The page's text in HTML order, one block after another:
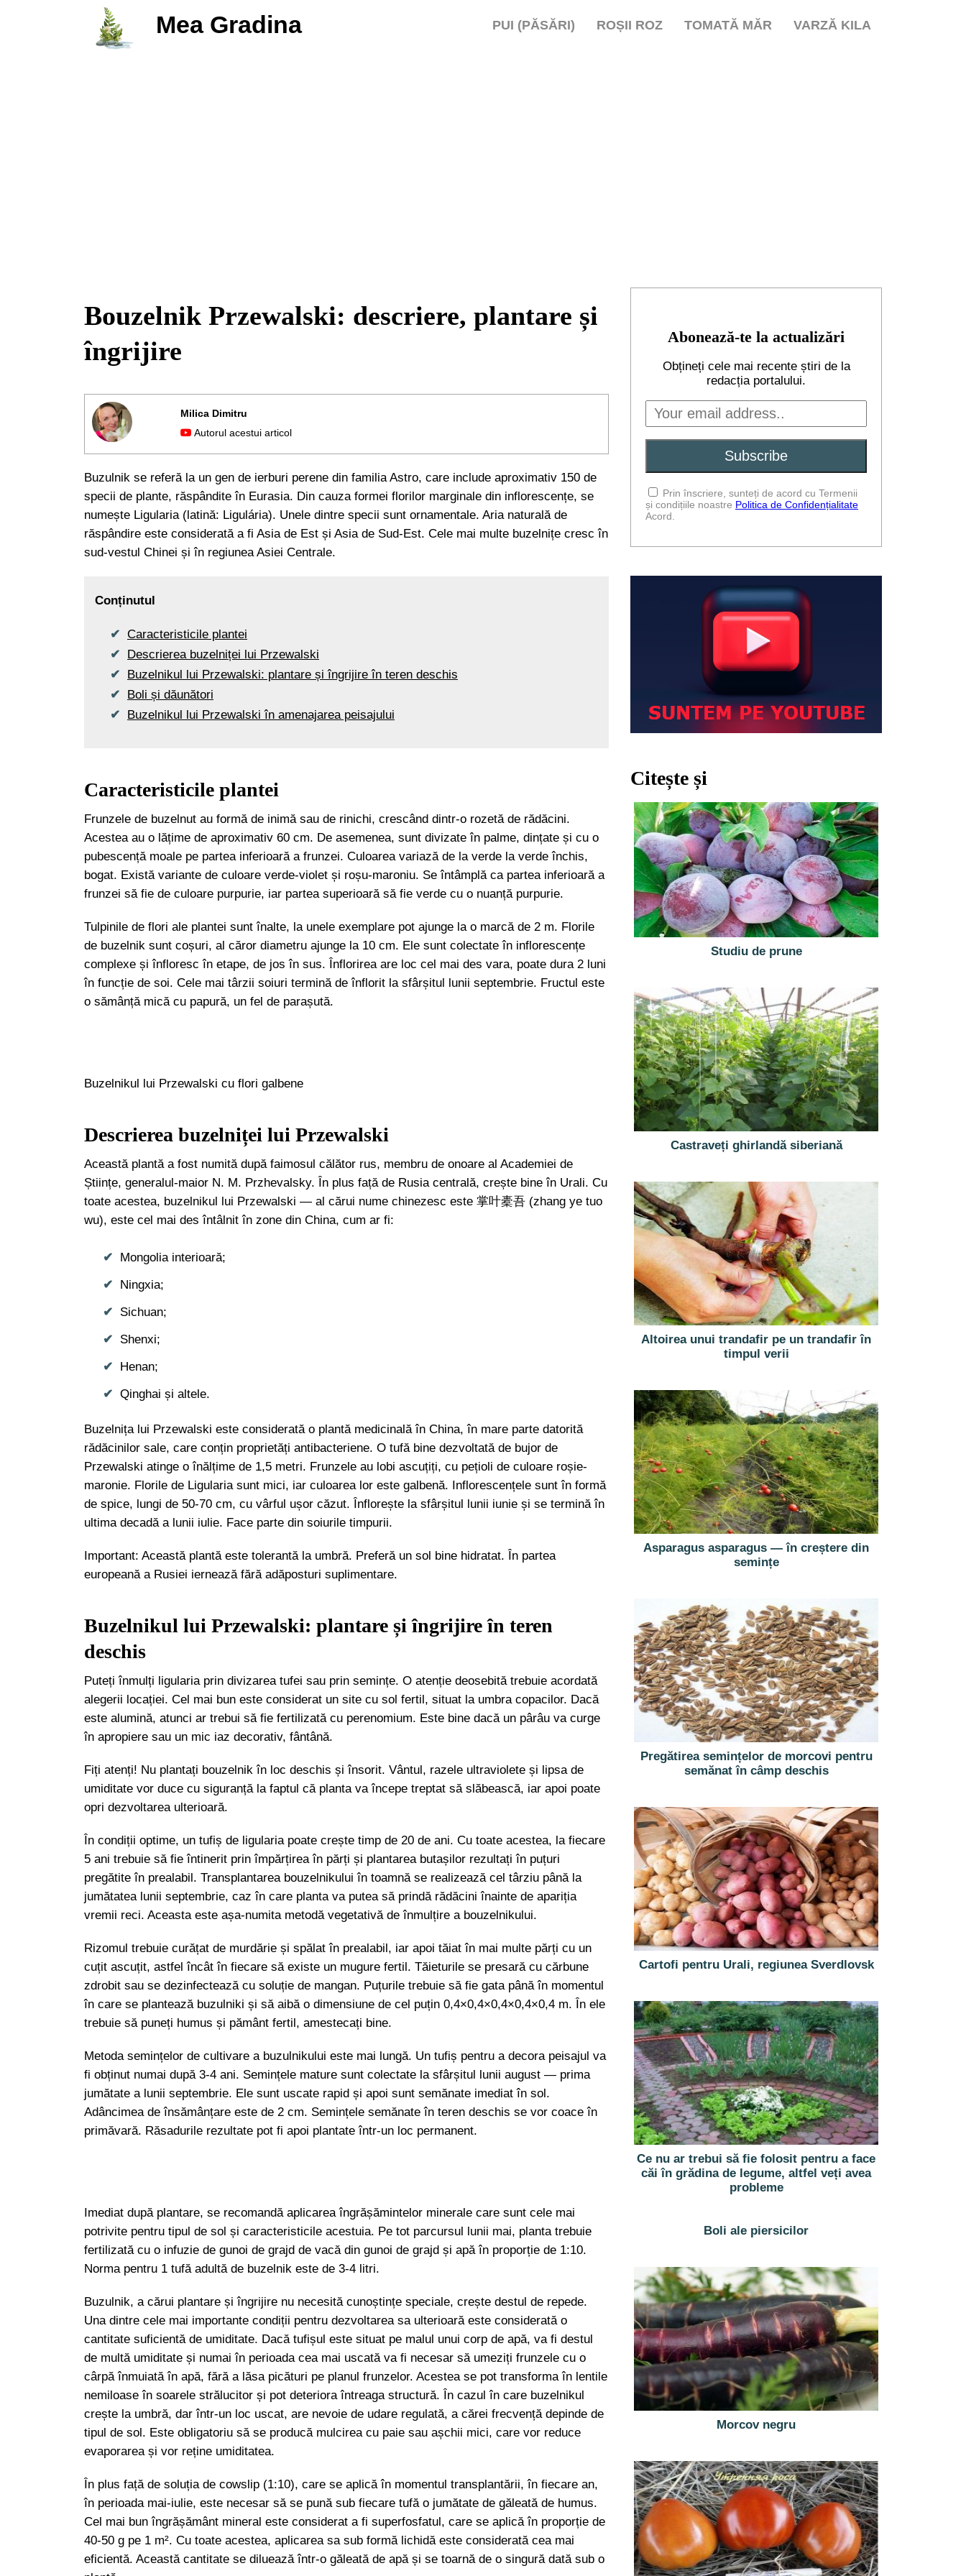
Mea Gradina VARZĂ KILA
TOMATĂ MĂR
ROȘII ROZ
PUI (PĂSĂRI)
Bouzelnik Przewalski: descriere, plantare și
îngrijire
Milica Dimitru
Autorul acestui articol
Buzulnik se referă la un gen de ierburi perene din familia Astro, care include aproximativ 150 de
specii de plante, răspândite în Eurasia. Din cauza formei florilor marginale din inflorescențe, se
numește Ligularia (latină: Ligulária). Unele dintre specii sunt ornamentale. Aria naturală de
răspândire este considerată a fi Asia de Est și Asia de Sud-Est. Cele mai multe buzelnițe cresc în
sud-vestul Chinei și în regiunea Asiei Centrale.
Conținutul
Caracteristicile plantei
Descrierea buzelniței lui Przewalski
Buzelnikul lui Przewalski: plantare și îngrijire în teren deschis
Boli și dăunători
Buzelnikul lui Przewalski în amenajarea peisajului
Caracteristicile plantei
Frunzele de buzelnut au formă de inimă sau de rinichi, crescând dintr-o rozetă de rădăcini.
Acestea au o lățime de aproximativ 60 cm. De asemenea, sunt divizate în palme, dințate și cu o
pubescență moale pe partea inferioară a frunzei. Culoarea variază de la verde la verde închis,
bogat. Există variante de culoare verde-violet și roșu-maroniu. Se întâmplă ca partea inferioară a
frunzei să fie de culoare purpurie, iar partea superioară să fie verde cu o nuanță purpurie.
Tulpinile de flori ale plantei sunt înalte, la unele exemplare pot ajunge la o marcă de 2 m. Florile
de buzelnik sunt coșuri, al căror diametru ajunge la 10 cm. Ele sunt colectate în inflorescențe
complexe și înfloresc în etape, de jos în sus. Înflorirea are loc cel mai des vara, poate dura 2 luni
în funcție de soi. Cele mai târzii soiuri termină de înflorit la sfârșitul lunii septembrie. Fructul este
o sămânță mică cu papură, un fel de parașută.
Buzelnikul lui Przewalski cu flori galbene
Descrierea buzelniței lui Przewalski
Această plantă a fost numită după faimosul călător rus, membru de onoare al Academiei de
Științe, generalul-maior N. M. Przhevalsky. În plus față de Rusia centrală, crește bine în Urali. Cu
toate acestea, buzelnikul lui Przewalski — al cărui nume chinezesc este 掌叶橐吾 (zhang ye tuo
wu), este cel mai des întâlnit în zone din China, cum ar fi:
Mongolia interioară;
Ningxia;
Sichuan;
Shenxi;
Henan;
Qinghai și altele.
Buzelnița lui Przewalski este considerată o plantă medicinală în China, în mare parte datorită
rădăcinilor sale, care conțin proprietăți antibacteriene. O tufă bine dezvoltată de bujor de
Przewalski atinge o înălțime de 1,5 metri. Frunzele au lobi ascuțiți, cu pețioli de culoare roșie-
maronie. Florile de Ligularia sunt mici, iar culoarea lor este galbenă. Inflorescențele sunt în formă
de spice, lungi de 50-70 cm, cu vârful ușor căzut. Înflorește la sfârșitul lunii iunie și se termină în
ultima decadă a lunii iulie. Face parte din soiurile timpurii.
Important: Această plantă este tolerantă la umbră. Preferă un sol bine hidratat. În partea
europeană a Rusiei iernează fără adăposturi suplimentare.
Buzelnikul lui Przewalski: plantare și îngrijire în teren
deschis
Puteți înmulți ligularia prin divizarea tufei sau prin semințe. O atenție deosebită trebuie acordată
alegerii locației. Cel mai bun este considerat un site cu sol fertil, situat la umbra copacilor. Dacă
este alumină, atunci ar trebui să fie fertilizată cu perenomium. Este bine dacă un pârâu va curge
în apropiere sau un mic iaz decorativ, fântână.
Fiți atenți! Nu plantați bouzelnik în loc deschis și însorit. Vântul, razele ultraviolete și lipsa de
umiditate vor duce cu siguranță la faptul că planta va începe treptat să slăbească, iar apoi poate
opri dezvoltarea ulterioară.
În condiții optime, un tufiș de ligularia poate crește timp de 20 de ani. Cu toate acestea, la fiecare
5 ani trebuie să fie întinerit prin împărțirea în părți și plantarea butașilor rezultați în puțuri
pregătite în prealabil. Transplantarea bouzelnikului în toamnă se realizează cel târziu până la
jumătatea lunii septembrie, caz în care planta va putea să prindă rădăcini înainte de apariția
vremii reci. Aceasta este așa-numita metodă vegetativă de înmulțire a bouzelnikului.
Rizomul trebuie curățat de murdărie și spălat în prealabil, iar apoi tăiat în mai multe părți cu un
cuțit ascuțit, astfel încât în fiecare să existe un mugure fertil. Tăieturile se presară cu cărbune
zdrobit sau se dezinfectează cu soluție de mangan. Puțurile trebuie să fie gata până în momentul
în care se plantează buzulniki și să aibă o dimensiune de cel puțin 0,4×0,4×0,4×0,4×0,4 m. În ele
trebuie să puneți humus și pământ fertil, amestecați bine.
Metoda semințelor de cultivare a buzulnikului este mai lungă. Un tufiș pentru a decora peisajul va
fi obținut numai după 3-4 ani. Semințele mature sunt colectate la sfârșitul lunii august — prima
jumătate a lunii septembrie. Ele sunt uscate rapid și apoi sunt semănate imediat în sol.
Adâncimea de însămânțare este de 2 cm. Semințele semănate în teren deschis se vor coace în
primăvară. Răsadurile rezultate pot fi apoi plantate într-un loc permanent.
Imediat după plantare, se recomandă aplicarea îngrășămintelor minerale care sunt cele mai
potrivite pentru tipul de sol și caracteristicile acestuia. Pe tot parcursul lunii mai, planta trebuie
fertilizată cu o infuzie de gunoi de grajd de vacă din gunoi de grajd și apă în proporție de 1:10.
Norma pentru 1 tufă adultă de buzelnik este de 3-4 litri.
Buzulnik, a cărui plantare și îngrijire nu necesită cunoștințe speciale, crește destul de repede.
Una dintre cele mai importante condiții pentru dezvoltarea sa ulterioară este considerată o
cantitate suficientă de umiditate. Dacă tufișul este situat pe malul unui corp de apă, va fi destul
de multă umiditate și numai în perioada cea mai uscată va fi necesar să umeziți frunzele cu o
cârpă înmuiată în apă, fără a lăsa picături pe planul frunzelor. Acestea se pot transforma în lentile
nemiloase în soarele strălucitor și pot deteriora întreaga structură. În cazul în care buzelnikul
crește la umbră, dar într-un loc uscat, are nevoie de udare regulată, a cărei frecvență depinde de
tipul de sol. Este obligatoriu să se producă mulcirea cu paie sau așchii mici, care vor reduce
evaporarea și vor reține umiditatea.
În plus față de soluția de cowslip (1:10), care se aplică în momentul transplantării, în fiecare an,
în perioada mai-iulie, este necesar să se pună sub fiecare tufă o jumătate de găleată de humus.
Cel mai bun îngrășământ mineral este considerat a fi superfosfatul, care se aplică în proporție de
40-50 g pe 1 m². Cu toate acestea, aplicarea sa sub formă lichidă este considerată cea mai
eficientă. Această cantitate se diluează într-o găleată de apă și se toarnă de o singură dată sub o
Abonează-te la actualizări
Obțineți cele mai recente știri de la
redacția portalului.
Prin înscriere, sunteți de acord cu Termenii
și condițiile noastre Politica de Confidențialitate
Acord.
Citește și
Studiu de prune
Castraveți ghirlandă siberiană
Altoirea unui trandafir pe un trandafir în
timpul verii
Asparagus asparagus — în creștere din
semințe
Pregătirea semințelor de morcovi pentru
semănat în câmp deschis
Cartofi pentru Urali, regiunea Sverdlovsk
Ce nu ar trebui să fie folosit pentru a face
căi în grădina de legume, altfel veți avea
probleme
Boli ale piersicilor
Morcov negru